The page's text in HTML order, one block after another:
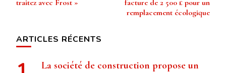
traitez avec Frost »
facture de 2 500 £ pour un
remplacement écologique
ARTICLES RÉCENTS
La société de construction propose un